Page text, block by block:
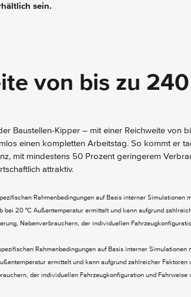
sein.
von bis zu
Baustellen-Kipper – mit einer Reichweite von
einen kompletten Arbeitstag. So kommt er
mit mindestens 50 Prozent geringerem
attraktiv.
Rahmenbedingungen auf Basis interner
bei 20 °C Außentemperatur ermittelt und kann aufgrund
Nebenverbrauchern, der individuellen
Rahmenbedingungen auf Basis interner
ermittelt und kann aufgrund zahlreicher
der individuellen Fahrzeugkonfiguration und